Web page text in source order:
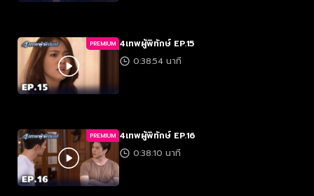
PREMIUM 4เทพผู้พิทักษ์ EP.15
0:38:54 นาที
PREMIUM 4เทพผู้พิทักษ์ EP.16
0:38:10 นาที